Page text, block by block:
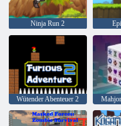
Ninja Run 2
Wütender Abenteuer 2